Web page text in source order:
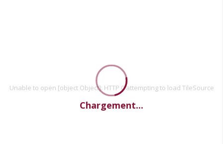
Unable to open [object Object]: HTTP 0 attempting to load TileSource
Chargement...